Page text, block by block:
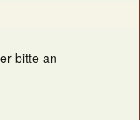
bitte an